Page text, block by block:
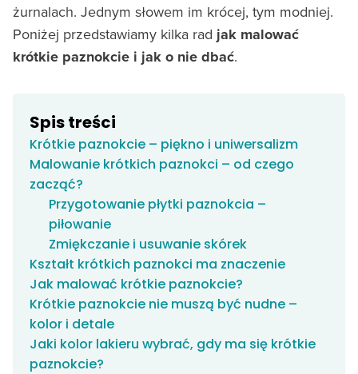
żurnalach. Jednym słowem im krócej, tym modniej.
Poniżej przedstawiamy kilka rad jak malować
krótkie paznokcie i jak o nie dbać.
Spis treści
Krótkie paznokcie – piękno i uniwersalizm
Malowanie krótkich paznokci – od czego
zacząć?
Przygotowanie płytki paznokcia –
piłowanie
Zmiękczanie i usuwanie skórek
Kształt krótkich paznokci ma znaczenie
Jak malować krótkie paznokcie?
Krótkie paznokcie nie muszą być nudne –
kolor i detale
Jaki kolor lakieru wybrać, gdy ma się krótkie
paznokcie?